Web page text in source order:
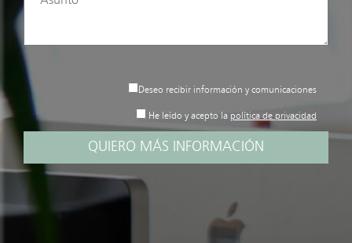
Deseo recibir información y comunicaciones
He leído y acepto la política de privacidad